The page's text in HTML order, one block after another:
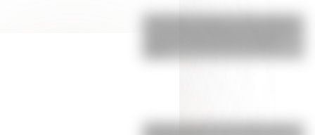
Actividades para el 17 de agosto:
¿Sabías cómo fue la infancia de